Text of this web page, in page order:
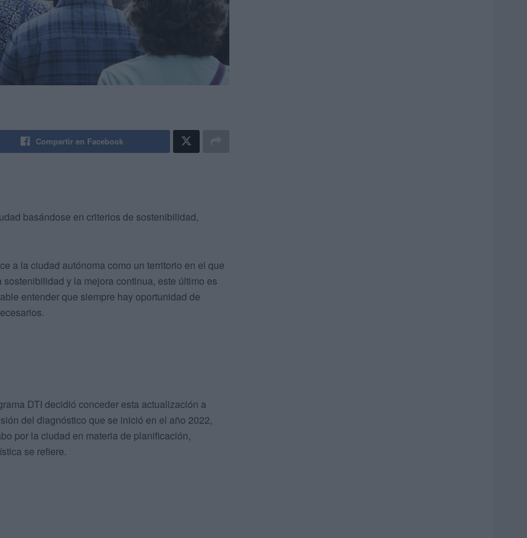
Compartir en Facebook
basándose en criterios de sostenibilidad,
a la ciudad autónoma como un territorio en el que
y la mejora continua, este último es
entender que siempre hay oportunidad de
DTI decidió conceder esta actualización a
del diagnóstico que se inició en el año 2022,
por la ciudad en materia de planificación,
se refiere.